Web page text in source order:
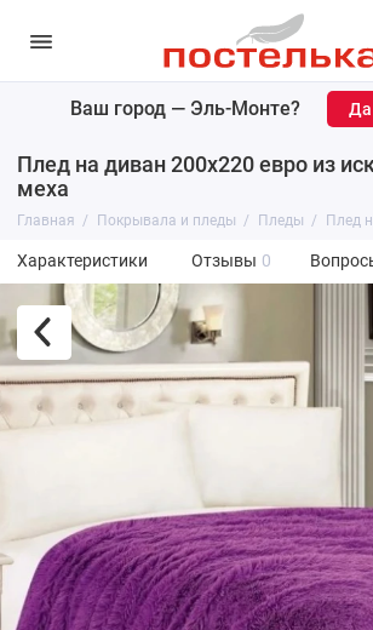
Ваш город — Эль-Монте?
Плед на диван 200х220 евро из
меха
Главная Покрывала и пледы Пледы Плед
Характеристики Отзывы 0